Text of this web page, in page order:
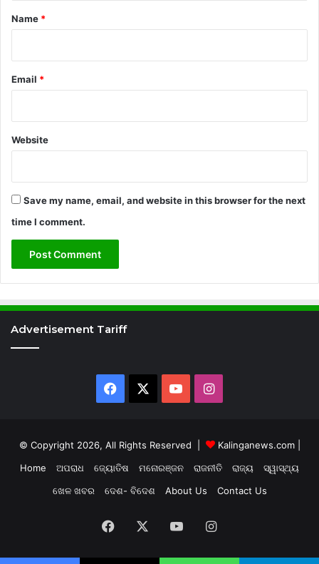
*
Name *
Email *
Website
Save my name, email, and website in this browser for the next
time I comment.
Advertisement Tariff
Facebook YouTubeInstagram
© Copyright 2026, All Rights Reserved | Kalinganews.com|
Home
ଅପରାଧ ଜ୍ୟୋତିଷ ମନୋରଞ୍ଜନ ରାଜନୀତି ରାଜ୍ୟ
ସ୍ୱାସ୍ଥ୍ୟ
ଖେଳ ଖବର
ଦେଶ- ବିଦେଶ About Us Contact Us
Facebook YouTubeInstagram